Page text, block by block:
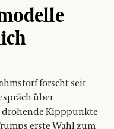
forscht seit
über
Kipppunkte
erste Wahl zum